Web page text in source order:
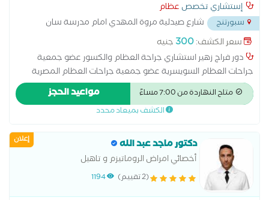
إستشاري تخصص عظام
سبورتنج
شارع صيدلية مروة المهدي امام مدرسة سان
جبرائيل...
سعر الكشف:300 جنيه
دور فراج زهير استشاري جراحة العظام والكسور عضو جمعية
جراحات العظام السويسرية عضو جمعية جراحات العظام المصرية
محاضر بكليه الطب بالأكاديمية البحرية بالعلمين ماجستير جراحة
الكسور والعظام و إلاصابات
متاح النهاردة من 7:00 مساءً مواعيد الحجز
الكشف بميعاد محدد
إعلان دكتور ماجد عبد الله
أخصائي امراض الروماتيزم و تاهيل
(2 تقييم) 1194